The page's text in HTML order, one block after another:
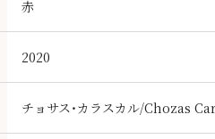
赤
2020
チョサス・カラスカル/Chozas